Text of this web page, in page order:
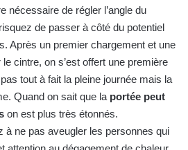
nécessaire de régler l’angle du
de passer à côté du potentiel
Après un premier chargement et une
cintre, on s’est offert une première
tout à fait la pleine journée mais la
Quand on sait que la portée peut
on est plus très étonnés.
à ne pas aveugler les personnes qui